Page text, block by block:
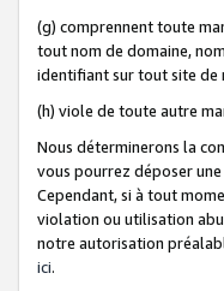
(g) comprennent toute
tout nom de domaine,
identifiant sur tout site de
(h) viole de toute autre
Nous déterminerons la
vous pourrez déposer
Cependant, si à tout
violation ou utilisation
notre autorisation
ici.